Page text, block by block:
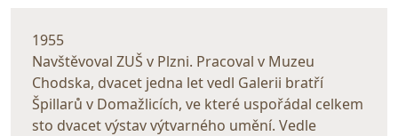
1955
Navštěvoval ZUŠ v Plzni. Pracoval v Muzeu
Chodska, dvacet jedna let vedl Galerii bratří
Špillarů v Domažlicích, ve které uspořádal celkem
sto dvacet výstav výtvarného umění. Vedle